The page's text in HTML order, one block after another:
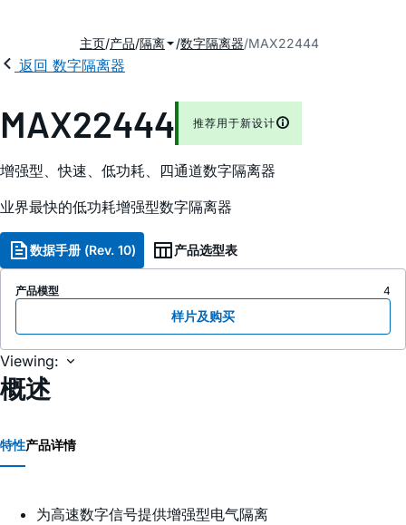
主页 产品 隔离 数字隔离器 MAX22444
返回 数字隔离器
MAX22444 推荐用于新设计
增强型、快速、低功耗、四通道数字隔离器
业界最快的低功耗增强型数字隔离器
数据手册 (Rev. 10) 产品选型表
产品模型 4
样片及购买
Viewing:
概述
特性产品详情
为高速数字信号提供增强型电气隔离